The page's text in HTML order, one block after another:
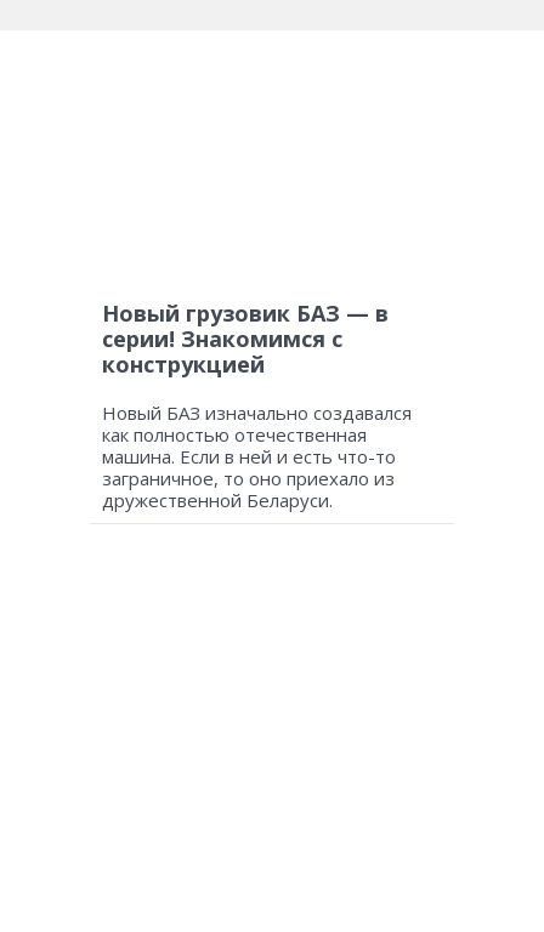
Новый грузовик БАЗ — в
серии! Знакомимся с
конструкцией
Новый БАЗ изначально создавался
как полностью отечественная
машина. Если в ней и есть что-то
заграничное, то оно приехало из
дружественной Беларуси.